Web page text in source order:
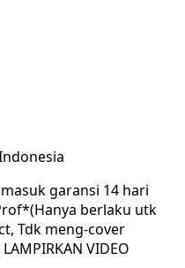
garansi 14 hari
berlaku utk
Tdk meng-cover
VIDEO